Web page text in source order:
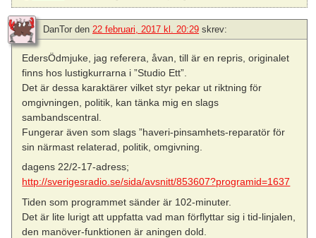
DanTor den 22 februari, 2017 kl. 20:29 skrev:
EdersÖdmjuke, jag referera, åvan, till är en repris, originalet
finns hos lustigkurrarna i ”Studio Ett”.
Det är dessa karaktärer vilket styr pekar ut riktning för
omgivningen, politik, kan tänka mig en slags
sambandscentral.
Fungerar även som slags ”haveri-pinsamhets-reparatör för
sin närmast relaterad, politik, omgivning.
dagens 22/2-17-adress;
http://sverigesradio.se/sida/avsnitt/853607?programid=1637
Tiden som programmet sänder är 102-minuter.
Det är lite lurigt att uppfatta vad man förflyttar sig i tid-linjalen,
den manöver-funktionen är aningen dold.